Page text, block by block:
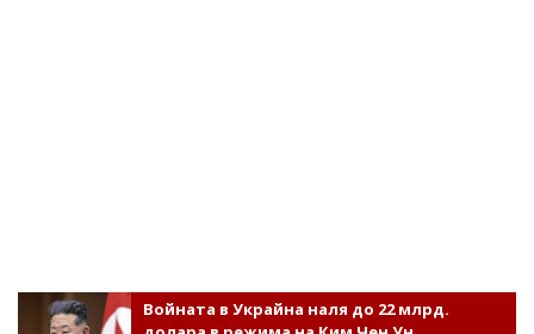
Войната в Украйна наля до 22 млрд.